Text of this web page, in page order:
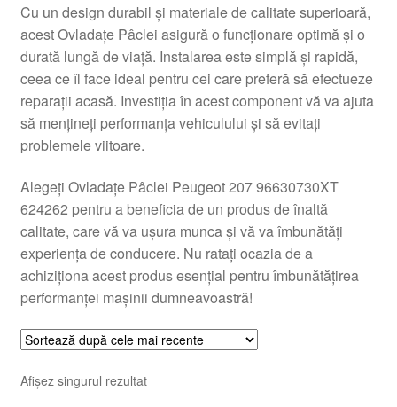
Plângere
Plățile
Politică de confidențialitate
Termeni si conditii
Cu un design durabil și materiale de calitate superioară,
acest Ovladațe Pâclei asigură o funcționare optimă și o
durată lungă de viață. Instalarea este simplă și rapidă,
ceea ce îl face ideal pentru cei care preferă să efectueze
reparații acasă. Investiția în acest component vă va ajuta
să mențineți performanța vehiculului și să evitați
problemele viitoare.
Alegeți Ovladațe Pâclei Peugeot 207 96630730XT
624262 pentru a beneficia de un produs de înaltă
calitate, care vă va ușura munca și vă va îmbunătăți
experiența de conducere. Nu ratați ocazia de a
achiziționa acest produs esențial pentru îmbunătățirea
performanței mașinii dumneavoastră!
Afișez singurul rezultat